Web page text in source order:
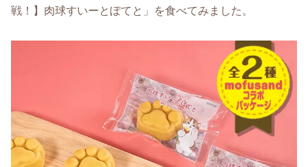
戦！】肉球すいーとぽてと」を食べてみました。